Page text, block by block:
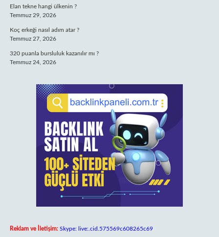
Elan tekne hangi ülkenin ?
Temmuz 29, 2026
Koç erkeği nasıl adım atar ?
Temmuz 27, 2026
320 puanla bursluluk kazanılır mı ?
Temmuz 24, 2026
Reklam ve İletişim: Skype: live:.cid.575569c608265c69